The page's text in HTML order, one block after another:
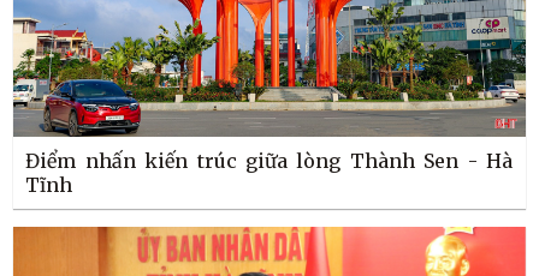
Điểm nhấn kiến trúc giữa lòng Thành Sen - Hà
Tĩnh